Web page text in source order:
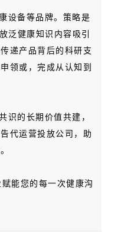
设备等品牌。策略是
泛健康知识内容吸引
递产品背后的科研支
领或，完成从认知到
识的长期价值共建，
代运营投放公司，助
能您的每一次健康沟